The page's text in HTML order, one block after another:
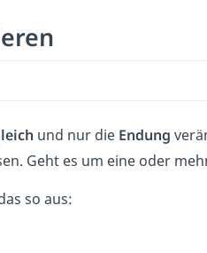
und nur die Endung
Geht es um eine oder
so aus: